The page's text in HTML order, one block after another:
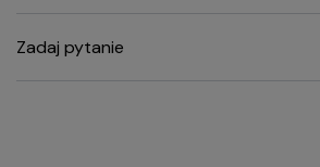
Zadaj pytanie